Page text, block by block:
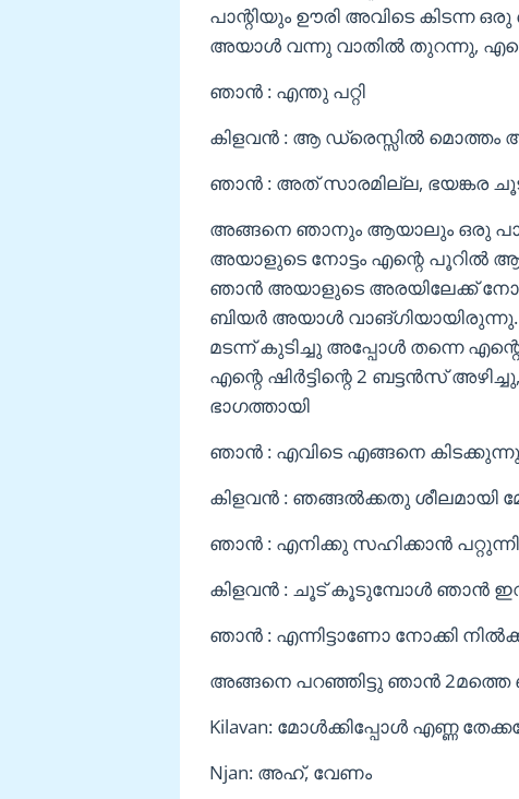
പാന്റിയും ഊരി അവിടെ കിടന്ന
അയാൾ വന്നു വാതിൽ തുറന്നു,
ഞാൻ : എന്തു പറ്റി
കിളവൻ : ആ ഡ്രെസ്സിൽ
ഞാൻ : അത് സാരമില്ല, ഭയങ്കര
അങ്ങനെ ഞാനും ആയാലും ഒരു പാ
അയാളുടെ നോട്ടം എന്റെ
ഞാൻ അയാളുടെ അരയിലേക്ക്
ബിയർ അയാൾ വാങ്ഗിയായിരുന്നു.
മടന്ന് കുടിച്ചു അപ്പോൾ തന്നെ
എന്റെ ഷിർട്ടിന്റെ 2 ബട്ടൻസ്
ഭാഗത്തായി
ഞാൻ : എവിടെ എങ്ങനെ
കിളവൻ : ഞങ്ങൽക്കതു ശീലമായി
ഞാൻ : എനിക്കു സഹിക്കാൻ
കിളവൻ : ചൂട് കൂടുമ്പോൾ ഞാൻ
ഞാൻ : എന്നിട്ടാണോ നോക്കി
അങ്ങനെ പറഞ്ഞിട്ടു ഞാൻ 2മത്തെ
Kilavan: മോൾക്കിപ്പോൾ എണ്ണ
Njan: അഹ്, വേണം